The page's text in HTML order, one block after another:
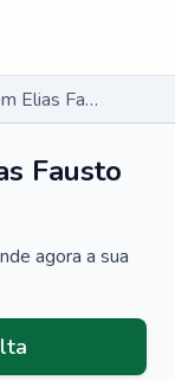
Pneumologista em Elias Fausto - SP
Fausto
agora a sua